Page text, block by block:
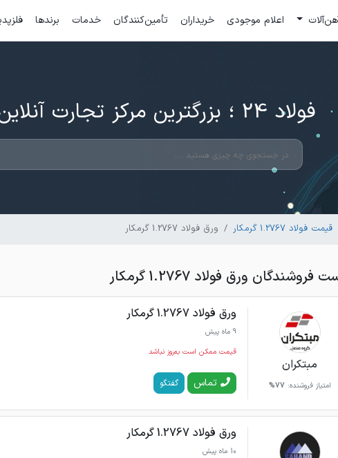
اعلام موجودی خریداران تأمین‌کنندگان خدمات برندها
فولاد 24 ؛ بزرگترین مرکز تجارت آنلاین فلزات
قیمت فولاد 1.2767 گرمکار ورق فولاد 1.2767 گرمکار
فروشندگان ورق فولاد 1.2767 گرمکار
مبتکران
امتیاز فروشنده: 77%
ورق فولاد 1.2767 گرمکار
9 ماه پیش
قیمت ممکن است به‌روز نباشد
تماس گفتگو
ورق فولاد 1.2767 گرمکار
10 ماه پیش